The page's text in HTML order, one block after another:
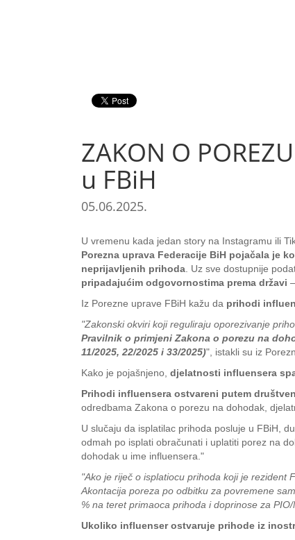
ZAKON O
u FBiH
05.06.2025.
U vremenu kada jedan story na Instagramu ili
Porezna uprava Federacije BiH pojačala je
neprijavljenih prihoda . Uz sve dostupnije
pripadajućim odgovornostima prema državi
Iz Porezne uprave FBiH kažu da prihodi
"Zakonski okviri koji reguliraju oporezivanje
Pravilnik o primjeni Zakona o porezu na
11/2025, 22/2025 i 33/2025)", istakli su iz
Kako je pojašnjeno, djelatnosti influensera
Prihodi influensera ostvareni putem
odredbama Zakona o porezu na dohodak,
U slučaju da isplatilac prihoda posluje u FBiH,
odmah po isplati obračunati i uplatiti porez na
dohodak u ime influensera."
"Ako je riječ o isplatiocu prihoda koji je rezident
Akontacija poreza po odbitku za povremene
% na teret primaoca prihoda i doprinose za
Ukoliko influenser ostvaruje prihode iz